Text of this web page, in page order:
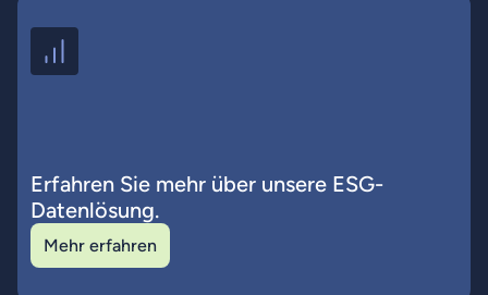
Erfahren Sie mehr über unsere ESG-
Datenlösung.
Mehr erfahren